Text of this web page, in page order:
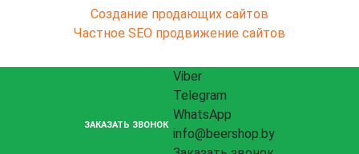
Создание продающих сайтов
Частное SEO продвижение сайтов
ЗАКАЗАТЬ ЗВОНОК
Viber
Telegram
WhatsApp
info@beershop.by